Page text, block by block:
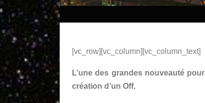
[vc_row][vc_column][vc_column_text]
L’une des grandes nouveauté
création d’un Off.